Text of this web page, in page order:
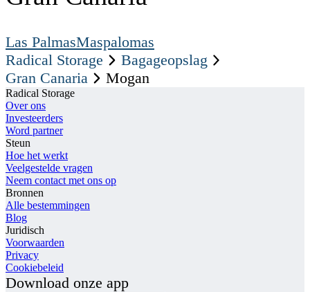
Las PalmasMaspalomas
Radical Storage
Bagageopslag
Gran Canaria
Mogan
Radical Storage
Over ons
Investeerders
Word partner
Steun
Hoe het werkt
Veelgestelde vragen
Neem contact met ons op
Bronnen
Alle bestemmingen
Blog
Juridisch
Voorwaarden
Privacy
Cookiebeleid
Download onze app